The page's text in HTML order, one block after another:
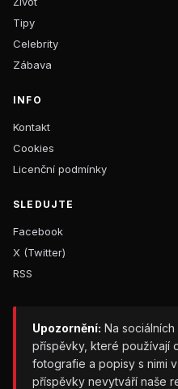
Tipy
Celebrity
Zábava
INFO
Kontakt
Cookies
Licenční podmínky
SLEDUJTE
Facebook
X (Twitter)
RSS
Upozornění: Na
příspěvky, které používají
fotografie a popisy s nimi
příspěvky nevytváří naše